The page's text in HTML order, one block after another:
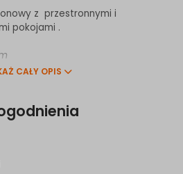
z przestronnymi i
pokojami .
na niskim parterze
z osobą sypialnią i
w: talerze, sztućce,
CAŁY OPIS